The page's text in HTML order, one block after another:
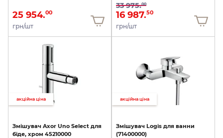
25 954.00
грн/шт
33 975.00
16 987.50
грн/шт
акційна ціна
Змішувач Axor Uno Select для
біде, хром 45210000
акційна ціна
Змішувач Logis для ванни
(71400000)